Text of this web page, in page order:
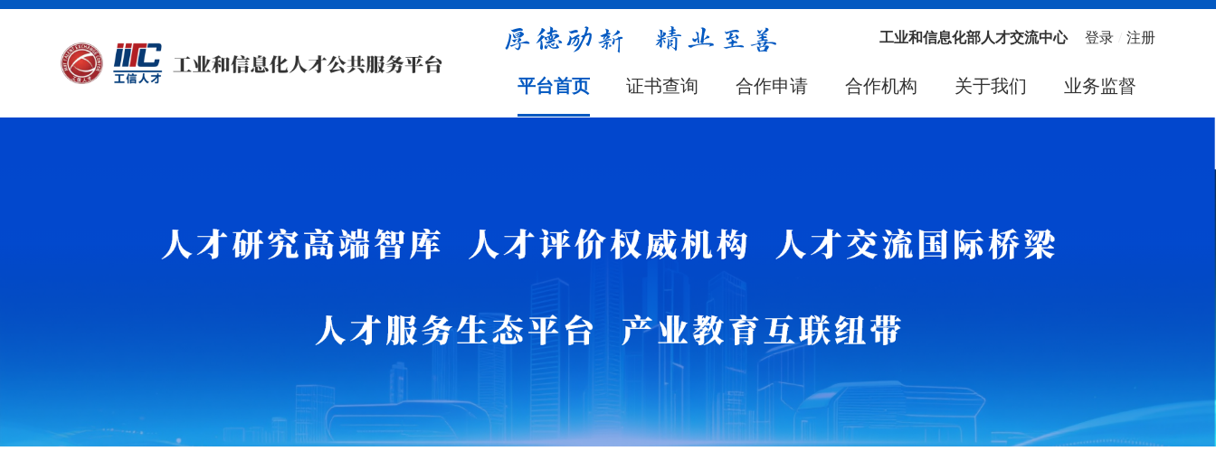
工业和信息化部人才交流中心 登录 注册
平台首页 证书查询 合作申请 合作机构 关于我们 业务监督